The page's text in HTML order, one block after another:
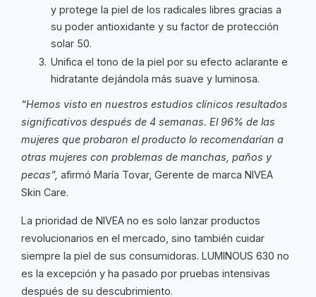
y protege la piel de los radicales libres gracias a
su poder antioxidante y su factor de protección
solar 50.
Unifica el tono de la piel por su efecto aclarante e
hidratante dejándola más suave y luminosa.
“Hemos visto en nuestros estudios clínicos resultados
significativos después de 4 semanas. El 96% de las
mujeres que probaron el producto lo recomendarían a
otras mujeres con problemas de manchas, paños y
pecas”, afirmó María Tovar, Gerente de marca NIVEA
Skin Care.
La prioridad de NIVEA no es solo lanzar productos
revolucionarios en el mercado, sino también cuidar
siempre la piel de sus consumidoras. LUMINOUS 630 no
es la excepción y ha pasado por pruebas intensivas
después de su descubrimiento.